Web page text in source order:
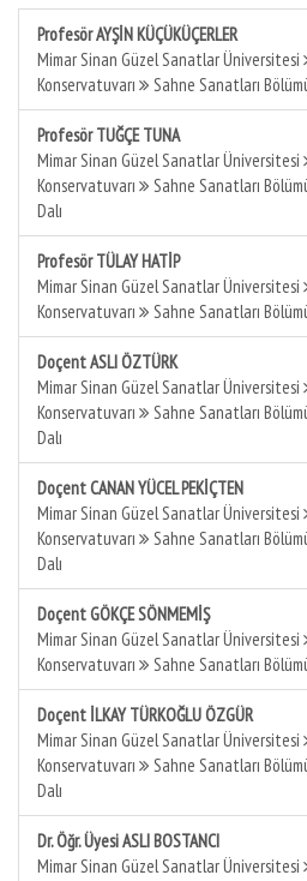
Profesör AYŞİN KÜÇÜKÜÇERLER
Mimar Sinan Güzel Sanatlar Üniversitesi
Konservatuvarı
Sahne Sanatları
Profesör TUĞÇE TUNA
Mimar Sinan Güzel Sanatlar Üniversitesi
Konservatuvarı
Sahne Sanatları
Dalı
Profesör TÜLAY HATİP
Mimar Sinan Güzel Sanatlar Üniversitesi
Konservatuvarı
Sahne Sanatları
Doçent ASLI ÖZTÜRK
Mimar Sinan Güzel Sanatlar Üniversitesi
Konservatuvarı
Sahne Sanatları
Dalı
Doçent CANAN YÜCEL PEKİÇTEN
Mimar Sinan Güzel Sanatlar Üniversitesi
Konservatuvarı
Sahne Sanatları
Dalı
Doçent GÖKÇE SÖNMEMİŞ
Mimar Sinan Güzel Sanatlar Üniversitesi
Konservatuvarı
Sahne Sanatları
Doçent İLKAY TÜRKOĞLU ÖZGÜR
Mimar Sinan Güzel Sanatlar Üniversitesi
Konservatuvarı
Sahne Sanatları
Dalı
Dr. Öğr. Üyesi ASLI BOSTANCI
Mimar Sinan Güzel Sanatlar Üniversitesi